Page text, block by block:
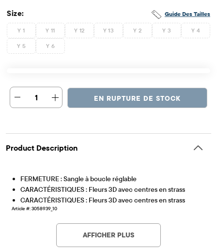
Guide Des Tailles
Size:
Y 1 Y 11 Y 12 Y 13 Y 2 Y 3 Y 4
Y 5 Y 6
1 EN RUPTURE DE STOCK
Product Description
FERMETURE : Sangle à boucle réglable
CARACTÉRISTIQUES : Fleurs 3D avec centres en strass
CARACTÉRISTIQUES : Fleurs 3D avec centres en strass
Article #: 3058939_10
AFFICHER PLUS